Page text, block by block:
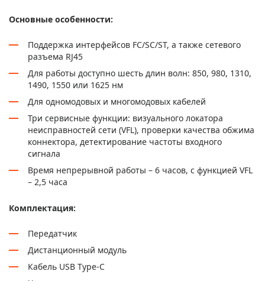
Основные особенности:
Поддержка интерфейсов FC/SC/ST, а также сетевого
разъема RJ45
Для работы доступно шесть длин волн: 850, 980, 1310,
1490, 1550 или 1625 нм
Для одномодовых и многомодовых кабелей
Три сервисные функции: визуального локатора
неисправностей сети (VFL), проверки качества обжима
коннектора, детектирование частоты входного
сигнала
Время непрерывной работы – 6 часов, с функцией VFL
– 2,5 часа
Комплектация:
Передатчик
Дистанционный модуль
Кабель USB Type-C